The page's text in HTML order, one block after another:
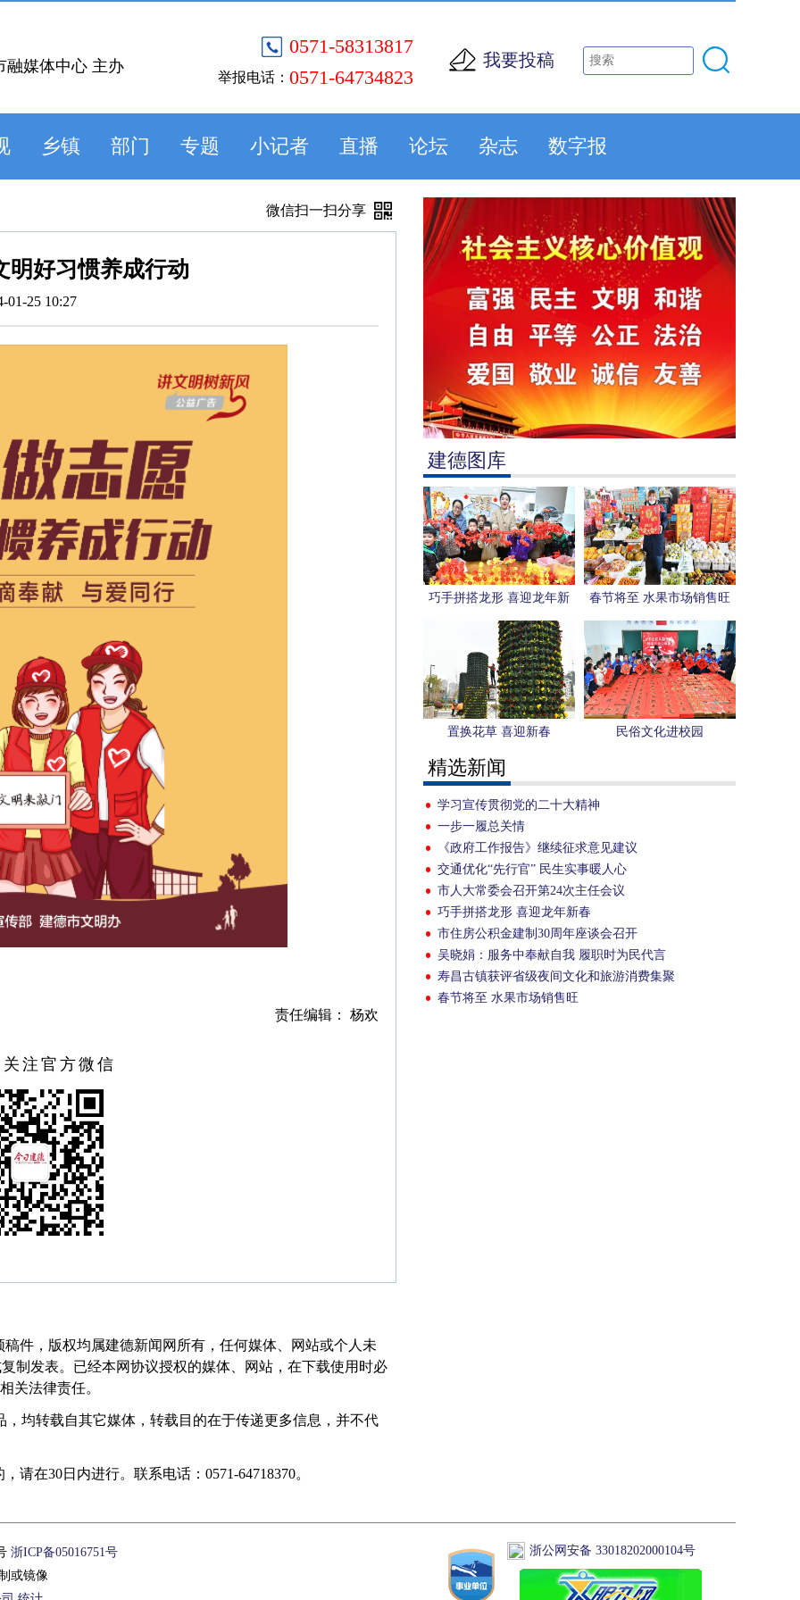
0571-58313817
举报电话： 0571-64734823
我要投稿
融媒体中心 主办
乡镇 部门 专题 小记者 直播 论坛 杂志 数字报
建德图库
巧手拼搭龙形 喜迎龙年新
春
春节将至 水果市场销售旺
置换花草 喜迎新春 民俗文化进校园
精选新闻
学习宣传贯彻党的二十大精神
一步一履总关情
《政府工作报告》继续征求意见建议
交通优化“先行官” 民生实事暖人心
市人大常委会召开第24次主任会议
巧手拼搭龙形 喜迎龙年新春
市住房公积金建制30周年座谈会召开
吴晓娟：服务中奉献自我 履职时为民代言
寿昌古镇获评省级夜间文化和旅游消费集聚
区
春节将至 水果市场销售旺
微信扫一扫分享
明好习惯养成行动
01-25 10:27
责任编辑： 杨欢
注官方微信
件，版权均属建德新闻网所有，任何媒体、网站或个人未
制发表。已经本网协议授权的媒体、网站，在下载使用时必
关法律责任。
均转载自其它媒体，转载目的在于传递更多信息，并不代
在30日内进行。联系电话：0571-64718370。
浙公网安备 33018202000104号
浙ICP备05016751号
或镜像